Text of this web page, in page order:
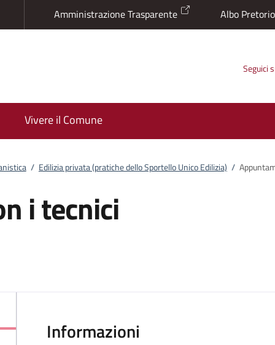
Amministrazione Trasparente Albo
Seguici
Vivere il Comune
/ Edilizia privata (pratiche dello Sportello Unico Edilizia) /
i tecnici
Informazioni